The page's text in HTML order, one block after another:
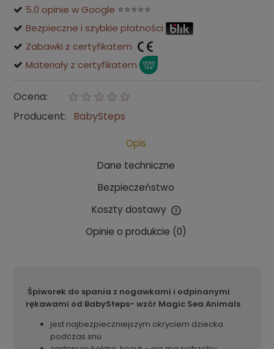
5.0 opinie w Google ⭐⭐⭐⭐⭐
Bezpieczne i szybkie płatności
Zabawki z certyfikatem
Materiały z certyfikatem
Ocena:
Producent:
BabySteps
Opis
Dane techniczne
Bezpieczeństwo
Koszty dostawy
Cena nie zawiera ewentualnych kosztów płatności
Opinie o produkcie (0)
Śpiworek do spania z nogawkami i odpinanymi
rękawami od BabySteps- wzór Magic Sea Animals
jest najbezpieczniejszym okryciem dziecka
podczas snu